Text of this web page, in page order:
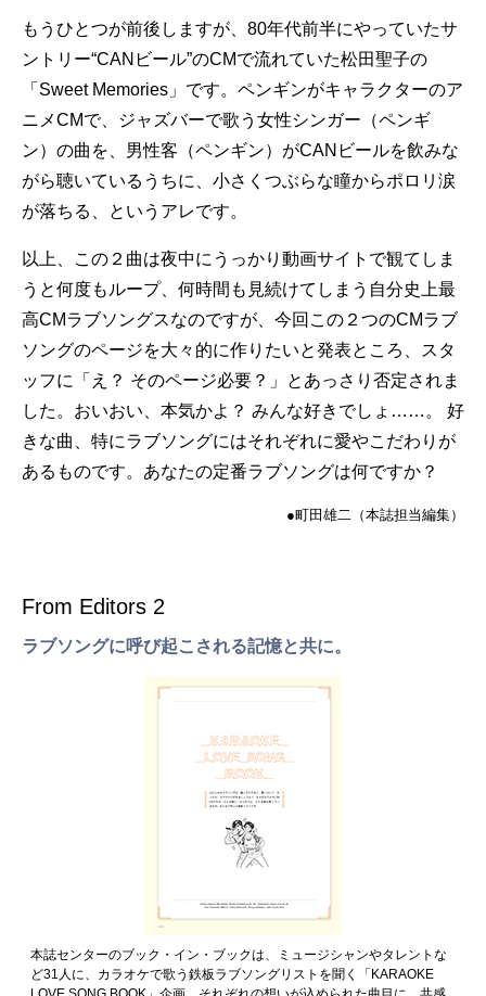
もうひとつが前後しますが、80年代前半にやっていたサ
ントリー“CANビール”のCMで流れていた松田聖子の
「Sweet Memories」です。ペンギンがキャラクターのア
ニメCMで、ジャズバーで歌う女性シンガー（ペンギ
ン）の曲を、男性客（ペンギン）がCANビールを飲みな
がら聴いているうちに、小さくつぶらな瞳からポロリ涙
が落ちる、というアレです。
以上、この２曲は夜中にうっかり動画サイトで観てしま
うと何度もループ、何時間も見続けてしまう自分史上最
高CMラブソングスなのですが、今回この２つのCMラブ
ソングのページを大々的に作りたいと発表ところ、スタ
ッフに「え？ そのページ必要？」とあっさり否定されま
した。おいおい、本気かよ？ みんな好きでしょ……。 好
きな曲、特にラブソングにはそれぞれに愛やこだわりが
あるものです。あなたの定番ラブソングは何ですか？
●町田雄二（本誌担当編集）
From Editors 2
ラブソングに呼び起こされる記憶と共に。
本誌センターのブック・イン・ブックは、ミュージシャンやタレントな
ど31人に、カラオケで歌う鉄板ラブソングリストを聞く「KARAOKE